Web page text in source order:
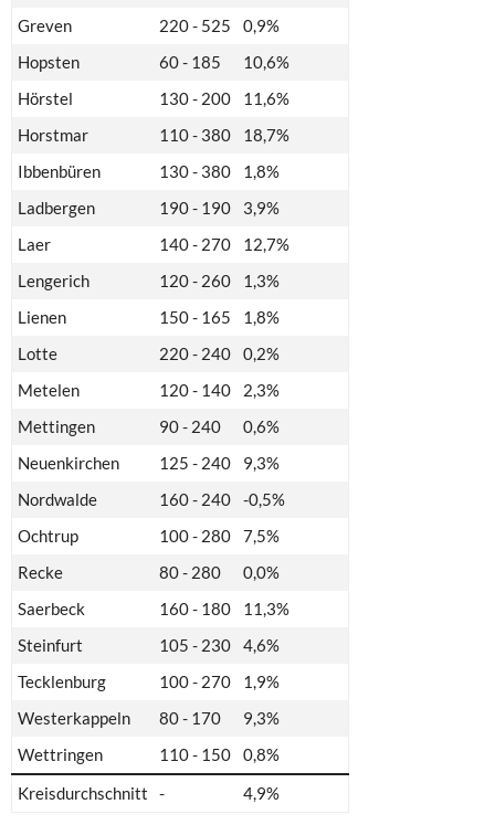
Greven
220 - 525
0,9%
Hopsten
60 - 185
10,6%
Hörstel
130 - 200
11,6%
Horstmar
110 - 380
18,7%
Ibbenbüren
130 - 380
1,8%
Ladbergen
190 - 190
3,9%
Laer
140 - 270
12,7%
Lengerich
120 - 260
1,3%
Lienen
150 - 165
1,8%
Lotte
220 - 240
0,2%
Metelen
120 - 140
2,3%
Mettingen
90 - 240
0,6%
Neuenkirchen
125 - 240
9,3%
Nordwalde
160 - 240
-0,5%
Ochtrup
100 - 280
7,5%
Recke
80 - 280
0,0%
Saerbeck
160 - 180
11,3%
Steinfurt
105 - 230
4,6%
Tecklenburg
100 - 270
1,9%
Westerkappeln
80 - 170
9,3%
Wettringen
110 - 150
0,8%
Kreisdurchschnitt
- 4,9%